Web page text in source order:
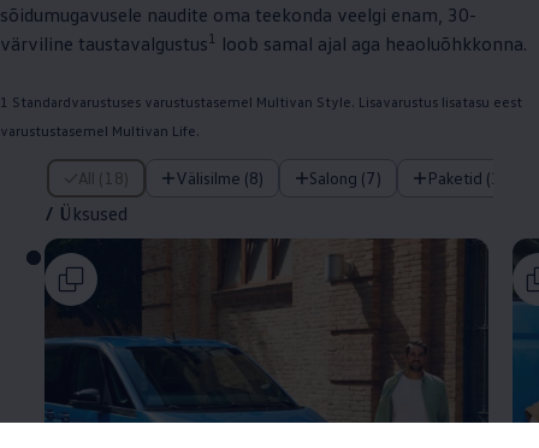
sõidumugavusele naudite oma teekonda veelgi enam, 30-
värviline taustavalgustus 1 loob samal ajal aga heaoluõhkkonna.
1 Standardvarustuses varustustasemel Multivan Style. Lisavarustus lisatasu eest
varustustasemel Multivan Life.
All (18) Välisilme (8) Salong (7) Paketid (1)
/ Üksused
/ Üksused